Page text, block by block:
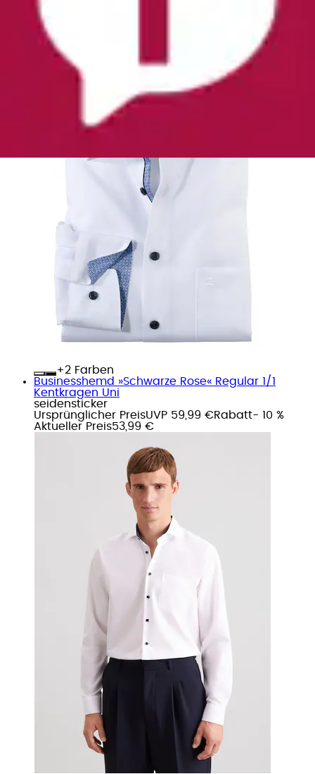
(1)
+
Farben
Businesshemd »Schwarze Rose« Regular 1/1
Kentkragen Uni
seidensticker
Ursprünglicher PreisUVP 59,99 €Rabatt- 10 %
Aktueller Preis53,99 €